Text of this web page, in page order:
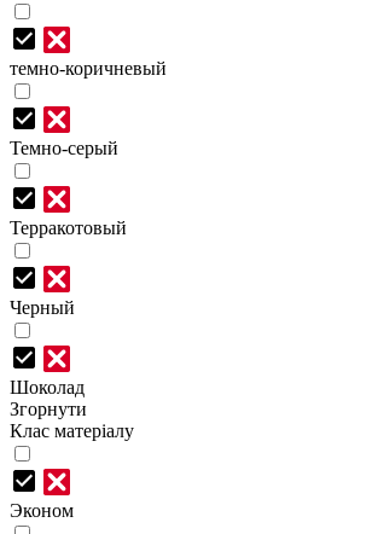
темно-коричневый
Темно-серый
Терракотовый
Черный
Шоколад
Згорнути
Клас матеріалу
Эконом